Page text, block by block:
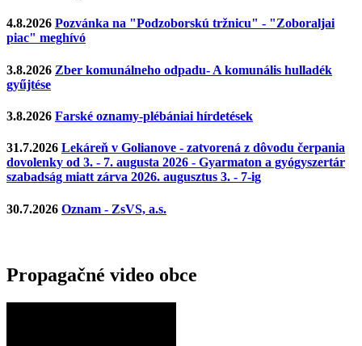
4.8.2026 Pozvánka na "Podzoborskú tržnicu" - "Zoboraljai
piac" meghívó
3.8.2026 Zber komunálneho odpadu- A komunális hulladék
gyűjtése
3.8.2026 Farské oznamy-plébániai hírdetések
31.7.2026 Lekáreň v Golianove - zatvorená z dôvodu čerpania
dovolenky od 3. - 7. augusta 2026 - Gyarmaton a gyógyszertár
szabadság miatt zárva 2026. augusztus 3. - 7-ig
30.7.2026 Oznam - ZsVS, a.s.
Propagačné video obce